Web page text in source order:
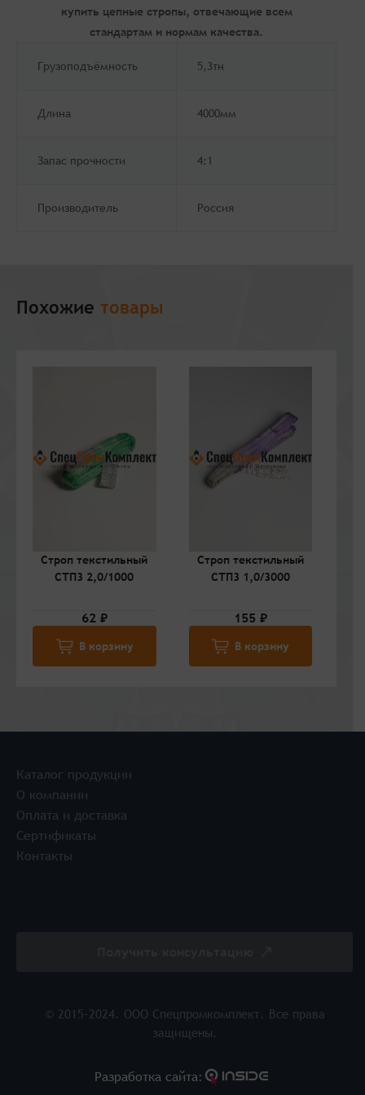
купить цепные стропы, отвечающие всем
стандартам и нормам качества.
Грузоподъёмность 5,3тн
Длина 4000мм
Запас прочности 4:1
Производитель Россия
Похожие товары
Строп текстильный
СТП3 2,0/1000
62 ₽
В корзину
Строп текстильный
СТП3 1,0/3000
155 ₽
В корзину
Каталог продукции
О компании
Оплата и доставка
Сертификаты
Контакты
© 2015-2024. ООО Спецпромкомплект. Все права
защищены.
Разработка cайта: